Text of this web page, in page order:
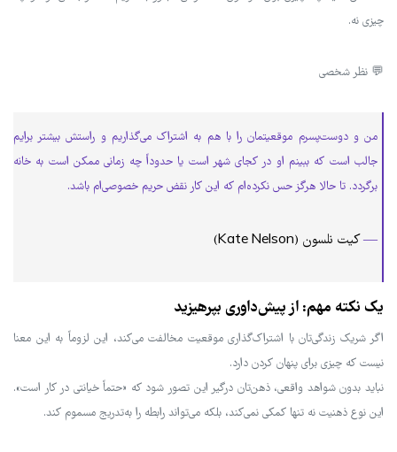
چیزی نه.
💬 نظر شخصی
من و دوست‌پسرم موقعیتمان را با هم به اشتراک می‌گذاریم و راستش بیشتر برایم
جالب است که ببینم او در کجای شهر است یا حدوداً چه زمانی ممکن است به خانه
برگردد. تا حالا هرگز حس نکرده‌ام که این کار نقض حریم خصوصی‌ام باشد.
—کیت نلسون (Kate Nelson)
یک نکته مهم: از پیش‌داوری بپرهیزید
اگر شریک زندگی‌تان با اشتراک‌گذاری موقعیت مخالفت می‌کند، این لزوماً به این معنا
نیست که چیزی برای پنهان کردن دارد.
نباید بدون شواهد واقعی، ذهن‌تان درگیر این تصور شود که «حتماً خیانتی در کار است».
این نوع ذهنیت نه تنها کمکی نمی‌کند، بلکه می‌تواند رابطه را به‌تدریج مسموم کند.